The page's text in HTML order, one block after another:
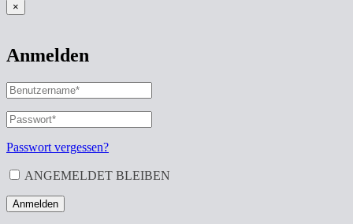
×
Anmelden
BENUTZERNAME
ODER
E-
MAIL-
ADRESSE*
ERFORDERLICH
PASSWORT
ERFORDERLICH
Passwort vergessen?
ANGEMELDET BLEIBEN
Anmelden